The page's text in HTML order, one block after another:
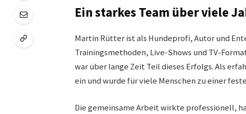
Ein starkes Team über viele
Martin Rütter ist als Hundeprofi, Autor und
Trainingsmethoden, Live-Shows und TV-
war über lange Zeit Teil dieses Erfolgs. Als
ein und wurde für viele Menschen zu einer
Die gemeinsame Arbeit wirkte professionell,